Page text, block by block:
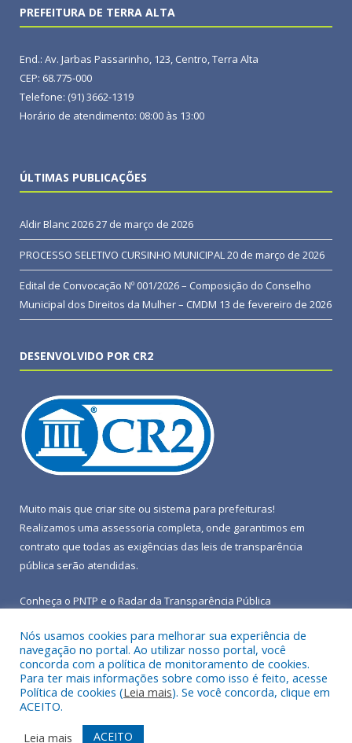
PREFEITURA DE TERRA ALTA
End.: Av. Jarbas Passarinho, 123, Centro, Terra Alta
CEP: 68.775-000
Telefone: (91) 3662-1319
Horário de atendimento: 08:00 às 13:00
ÚLTIMAS PUBLICAÇÕES
Aldir Blanc 202627 de março de 2026
PROCESSO SELETIVO CURSINHO MUNICIPAL20 de março de 2026
Edital de Convocação Nº 001/2026 – Composição do Conselho
Municipal dos Direitos da Mulher – CMDM 13 de fevereiro de 2026
DESENVOLVIDO POR CR2
Muito mais que criar site ou sistema para prefeituras!
Realizamos uma assessoria completa, onde garantimos em
contrato que todas as exigências das leis de transparência
pública serão atendidas.
Conheça o PNTP e o Radar da Transparência Pública
Todos os direitos reservados a Prefeitura Municipal de Terra
Alta.
Mapa do Site
Acessar Área Administrativa
Nós usamos cookies para melhorar sua experiência de
navegação no portal. Ao utilizar nosso portal, você
concorda com a política de monitoramento de cookies.
Para ter mais informações sobre como isso é feito, acesse
Política de cookies (Leia mais). Se você concorda, clique em
ACEITO.
Leia mais
ACEITO